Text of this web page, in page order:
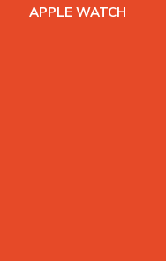
APPLE WATCH